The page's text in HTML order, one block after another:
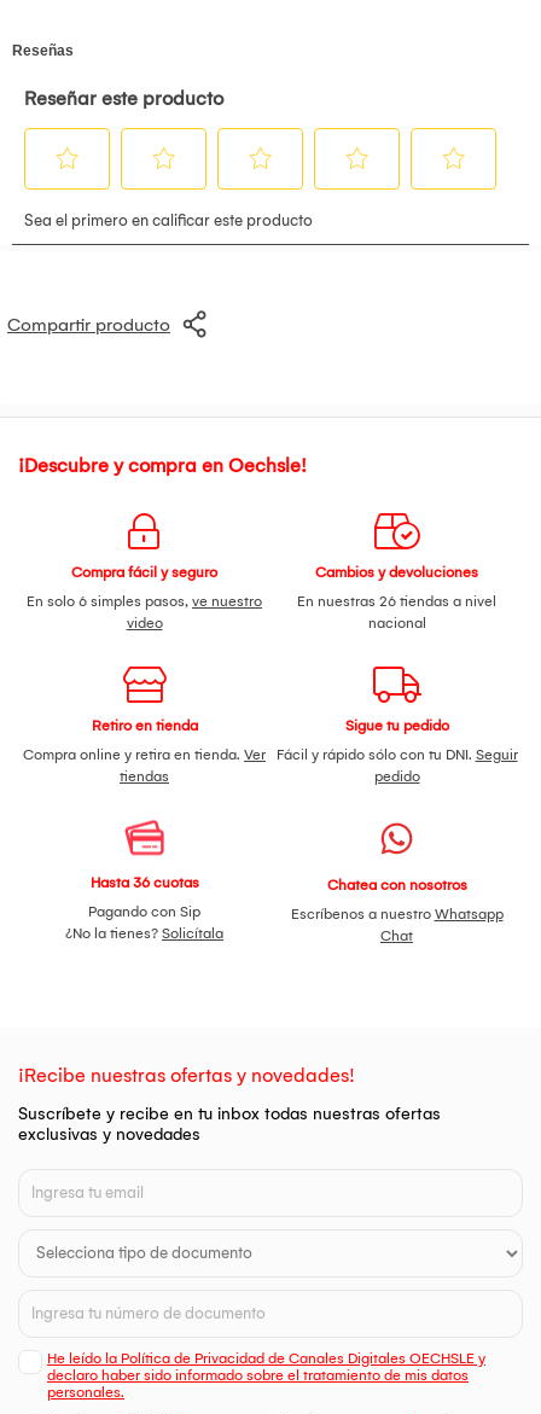
Compartir producto
¡Descubre y compra en Oechsle!
Compra fácil y seguro
En solo 6 simples pasos, ve nuestro
video
Cambios y devoluciones
En nuestras 26 tiendas a nivel
nacional
Retiro en tienda
Compra online y retira en tienda. Ver
tiendas
Sigue tu pedido
Fácil y rápido sólo con tu DNI. Seguir
pedido
Hasta 36 cuotas
Pagando con Sip
¿No la tienes? Solicítala
Chatea con nosotros
Escríbenos a nuestro Whatsapp
Chat
¡Recibe nuestras ofertas y novedades!
Suscríbete y recibe en tu inbox todas nuestras ofertas
exclusivas y novedades
He leído la Política de Privacidad de Canales Digitales OECHSLE y
declaro haber sido informado sobre el tratamiento de mis datos
personales.